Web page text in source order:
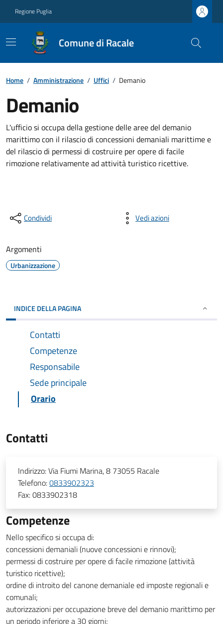
Regione Puglia
Comune di Racale
Home / Amministrazione / Uffici / Demanio
Demanio
L'ufficio si occupa della gestione delle aree del demanio
marittimo con il rilascio di concessioni demaniali marittime e
del rilascio di permessi di costruire per opere di facile
rimozione relativamente ad attività turistico ricettive.
Condividi Vedi azioni
Argomenti
Urbanizzazione
INDICE DELLA PAGINA
Contatti
Competenze
Responsabile
Sede principale
Orario
Contatti
Indirizzo:Via Fiumi Marina, 8 73055 Racale
Telefono:0833902323
Fax:0833902318
Competenze
Nello specifico si occupa di:
concessioni demaniali (nuove concessioni e rinnovi);
permessi di costruire per opere di facile rimozione (attività
turistico ricettive);
ordine di introito del canone demaniale ed imposte regionali e
comunali;
autorizzazioni per occupazione breve del demanio marittimo per
un periodo inferiore a 30 giorni;